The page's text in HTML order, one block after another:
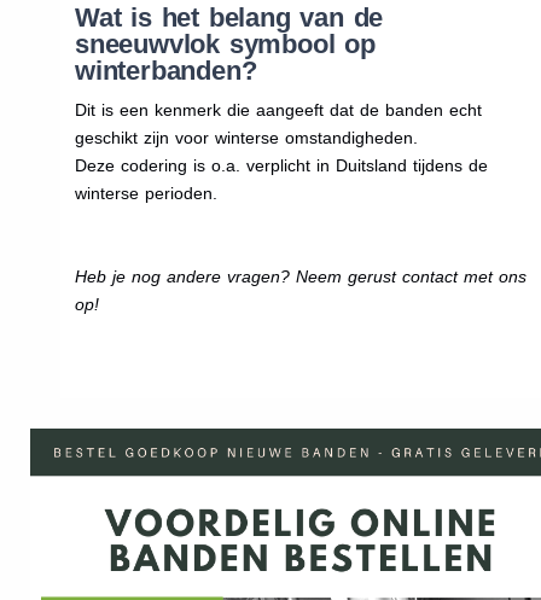
Wat is het belang van de
sneeuwvlok symbool op
winterbanden?
Dit is een kenmerk die aangeeft dat de banden echt
geschikt zijn voor winterse omstandigheden.
Deze codering is o.a. verplicht in Duitsland tijdens de
winterse perioden.
Heb je nog andere vragen? Neem gerust contact met ons
op!